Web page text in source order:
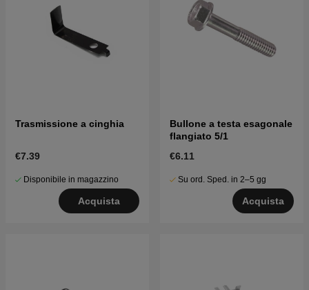
Trasmissione a cinghia
€7.39
Disponibile in magazzino
Acquista
Bullone a testa esagonale
flangiato 5/1
€6.11
Su ord. Sped. in 2–5 gg
Acquista